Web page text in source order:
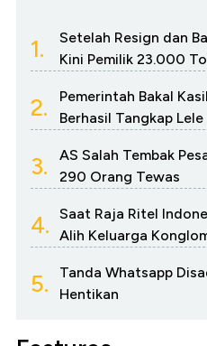
1.
Setelah Resign dan
Kini Pemilik 23.000
2.
Pemerintah Bakal
Berhasil Tangkap
3.
AS Salah Tembak
290 Orang Tewas
4.
Saat Raja Ritel
Alih Keluarga
5.
Tanda Whatsapp
Hentikan